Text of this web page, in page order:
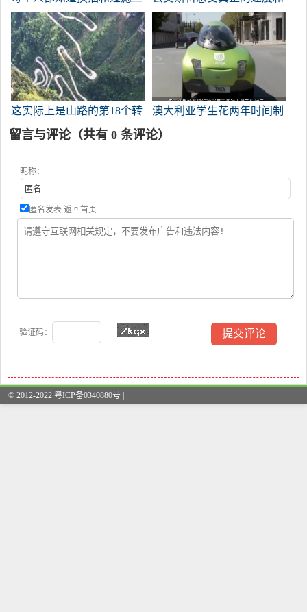
次。有人注意这个地方的维
护吗？
激情
这实际上是山路的第18个转
弯处。
澳大利亚学生花两年时间制
造节能汽车，100公里只需5
留言与评论（共有 0 条评论）
昵称：
匿名发表 返回首页
验证码：
© 2012-2022 粤ICP备0340880号 |